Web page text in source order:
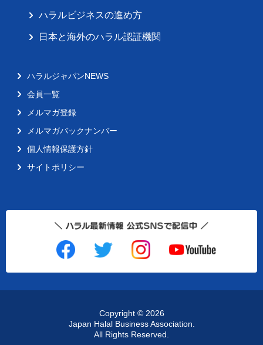
ハラルビジネスの進め方
日本と海外のハラル認証機関
ハラルジャパンNEWS
会員一覧
メルマガ登録
メルマガバックナンバー
個人情報保護方針
サイトポリシー
Copyright © 2026
Japan Halal Business Association.
All Rights Reserved.